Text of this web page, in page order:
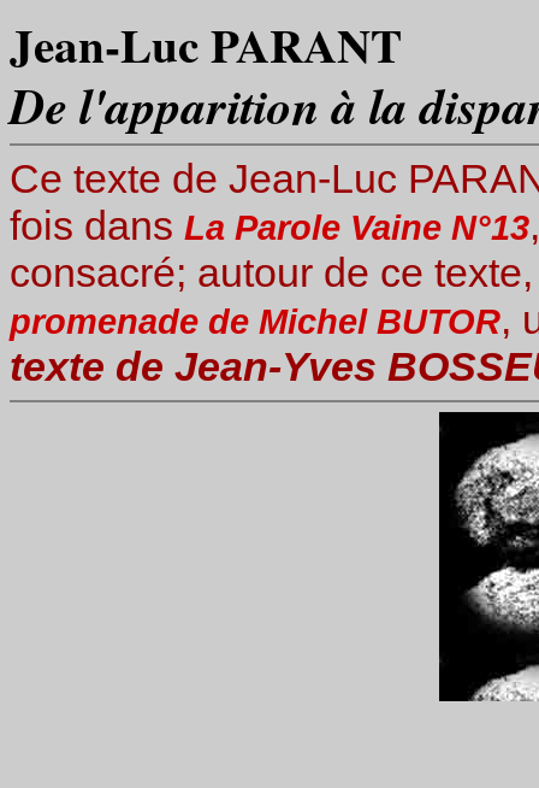
Jean-Luc PARANT
De l'apparition à la
Ce texte de Jean-Luc
fois dans La Parole Vaine N°13
consacré; autour de ce
promenade de Michel BUTOR,
texte de Jean-Yves